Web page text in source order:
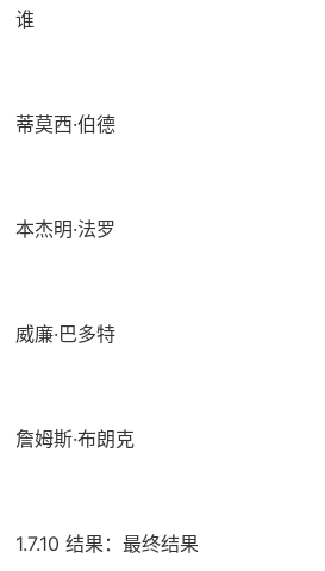
谁
蒂莫西·伯德
本杰明·法罗
威廉·巴多特
詹姆斯·布朗克
1.7.10 结果：最终结果